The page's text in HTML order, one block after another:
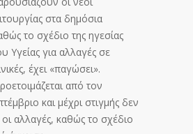
στα δημόσια
το σχέδιο της ηγεσίας
Υγείας για αλλαγές σε
έχει «παγώσει».
από τον
και μέχρι στιγμής δεν
αλλαγές, καθώς το σχέδιο